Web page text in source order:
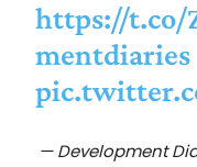
https://t.co/
mentdiaries
— Development